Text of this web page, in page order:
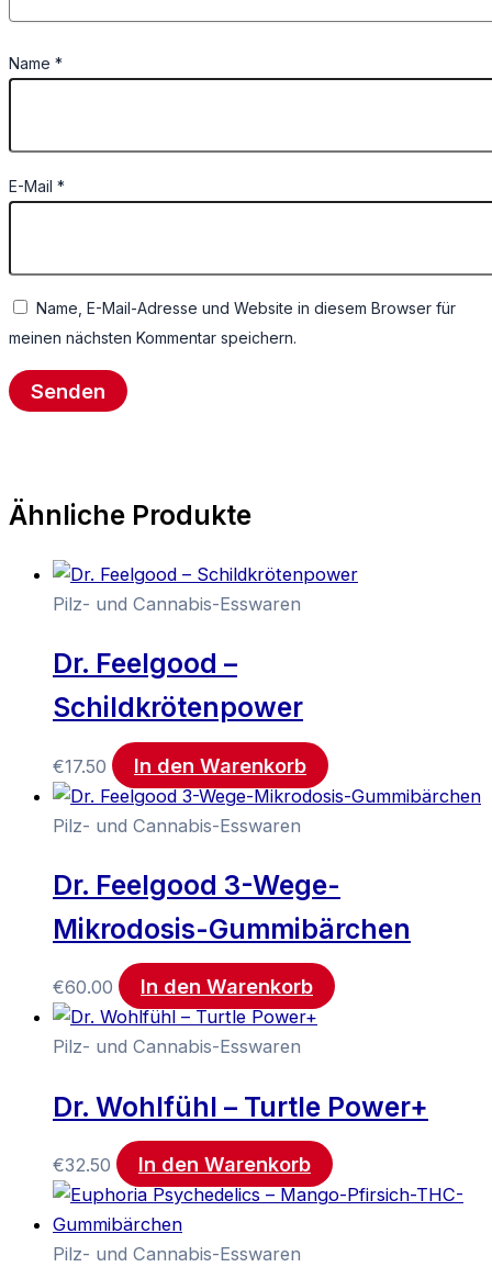
Name *
E-Mail *
Name, E-Mail-Adresse und Website in diesem Browser für
meinen nächsten Kommentar speichern.
Ähnliche Produkte
Pilz- und Cannabis-Esswaren
Dr. Feelgood –
Schildkrötenpower
€17.50 In den Warenkorb
Pilz- und Cannabis-Esswaren
Dr. Feelgood 3-Wege-
Mikrodosis-Gummibärchen
€60.00 In den Warenkorb
Pilz- und Cannabis-Esswaren
Dr. Wohlfühl – Turtle Power+
€32.50 In den Warenkorb
Pilz- und Cannabis-Esswaren